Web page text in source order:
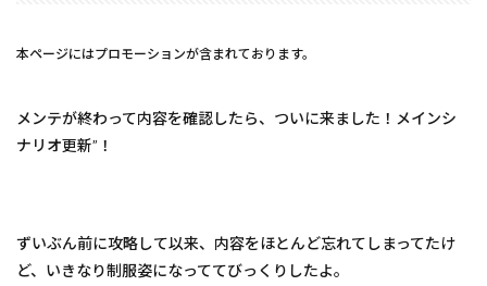
本ページにはプロモーションが含まれております。
メンテが終わって内容を確認したら、ついに来ました！メインシ
ナリオ更新”！
ずいぶん前に攻略して以来、内容をほとんど忘れてしまってたけ
ど、いきなり制服姿になっててびっくりしたよ。